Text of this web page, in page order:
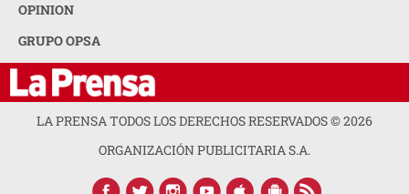
OPINION
GRUPO OPSA
LA PRENSA TODOS LOS DERECHOS RESERVADOS ©2026
ORGANIZACIÓN PUBLICITARIA S.A.